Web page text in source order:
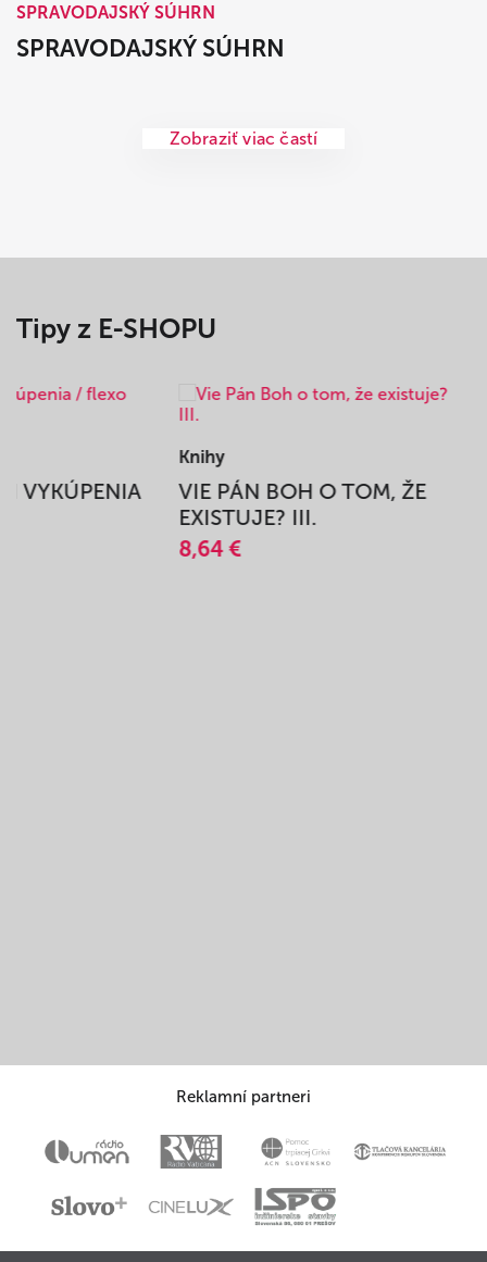
SPRAVODAJSKÝ SÚHRN
SPRAVODAJSKÝ SÚHRN
Zobraziť viac častí
Tipy z E-SHOPU
VYKÚPENIA
Knihy
VIE PÁN BOH O TOM, ŽE
EXISTUJE? III.
8,64 €
Reklamní partneri